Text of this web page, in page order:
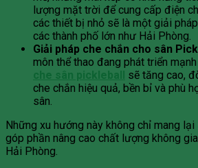
lượng mặt trời để cung cấp điện
các thiết bị nhỏ sẽ là một giải
các thành phố lớn như Hải Phòng.
Giải pháp che chắn cho sân
môn thể thao đang phát triển
che sân pickleball sẽ tăng cao,
che chắn hiệu quả, bền bỉ và phù
sân.
Những xu hướng này không chỉ mang
góp phần nâng cao chất lượng không
Hải Phòng.